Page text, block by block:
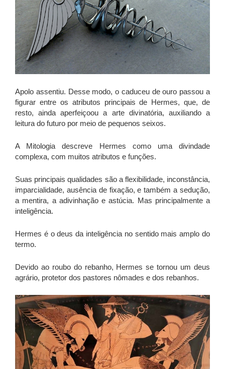
Apolo assentiu. Desse modo, o caduceu de ouro passou a
figurar entre os atributos principais de Hermes, que, de
resto, ainda aperfeiçoou a arte divinatória, auxiliando a
leitura do futuro por meio de pequenos seixos.
A Mitologia descreve Hermes como uma divindade
complexa, com muitos atributos e funções.
Suas principais qualidades são a flexibilidade, inconstância,
imparcialidade, ausência de fixação, e também a sedução,
a mentira, a adivinhação e astúcia. Mas principalmente a
inteligência.
Hermes é o deus da inteligência no sentido mais amplo do
termo.
Devido ao roubo do rebanho, Hermes se tornou um deus
agrário, protetor dos pastores nômades e dos rebanhos.